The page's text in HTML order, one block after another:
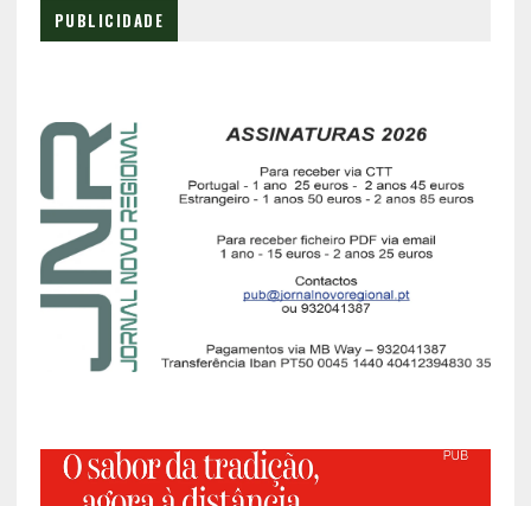
PUBLICIDADE